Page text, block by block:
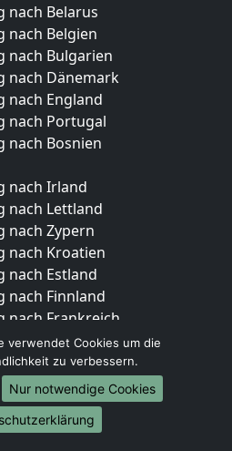
nach Belarus
nach Belgien
nach Bulgarien
nach Dänemark
nach England
nach Portugal
nach Bosnien
nach Irland
nach Lettland
nach Zypern
nach Kroatien
nach Estland
nach Finnland
nach Frankreich
nach Griechenland
nach Italien
nach Liechtenstein
nach Luxemburg
nach Niederlande
verwendet Cookies um die
zu verbessern.
Nur notwendige Cookies